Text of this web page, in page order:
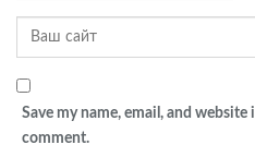
Save my name, email, and
comment.